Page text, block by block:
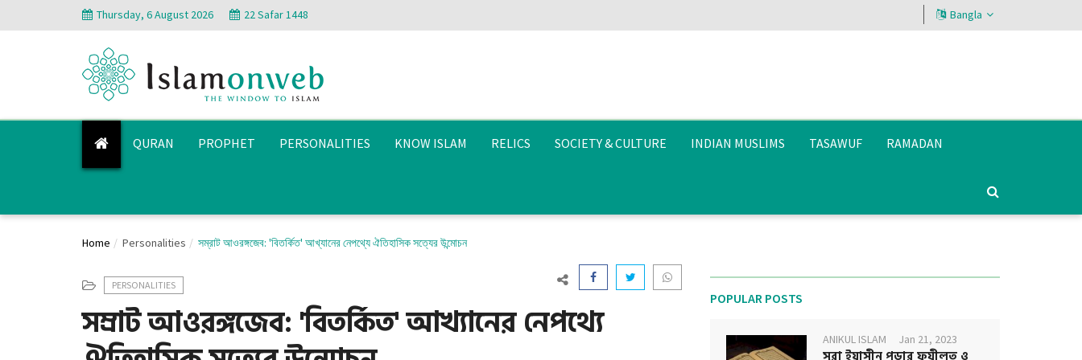
Thursday, 6 August 2026 22 Safar 1448 Bangla
QURAN PROPHET PERSONALITIES KNOW ISLAM RELICS SOCIETY & CULTURE INDIAN MUSLIMS TASAWUF RAMADAN
Home Personalities সম্রাট আওরঙ্গজেব: 'বিতর্কিত' আখ্যানের নেপথ্যে ঐতিহাসিক সত্যের উন্মোচন
PERSONALITIES
সম্রাট আওরঙ্গজেব: 'বিতর্কিত' আখ্যানের নেপথ্যে
POPULAR POSTS
ANIKUL ISLAM Jan 21, 2023